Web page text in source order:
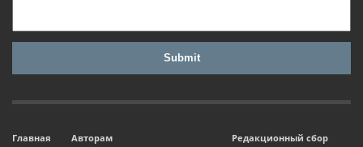
Главная
Авторам
Редакционный сбор